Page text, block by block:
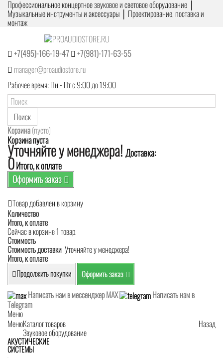
Профессиональное концертное звуковое и световое оборудование │
Музыкальные инструменты и аксессуары │ Проектирование, поставка и
монтаж
+7(495)-166-19-47
+7(981)-171-63-55
manager@proaudiostore.ru
Рабочее время: Пн - Пт с 9:00 до 19:00
Поиск
Корзина(пусто)
Корзина пуста
Уточняйте у менеджера! Доставка:
0Итого, к оплате
Оформить заказ
Товар добавлен в корзину
Количество
Итого, к оплате
Сейчас в корзине 1 товар.
Стоимость
Стоимость доставки Уточняйте у менеджера!
Итого, к оплате
Продолжить покупки Оформить заказ
Написать нам в мессенджер MAX
Написать нам в
Telegram
Меню
Меню
Назад
Каталог товаров
Звуковое оборудование
АКУСТИЧЕСКИЕ
СИСТЕМЫ